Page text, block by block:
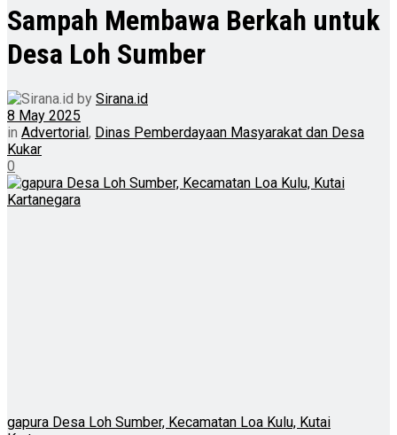
Sampah Membawa Berkah untuk
Desa Loh Sumber
by Sirana.id
8 May 2025
in Advertorial, Dinas Pemberdayaan Masyarakat dan Desa
Kukar
0
gapura Desa Loh Sumber, Kecamatan Loa Kulu, Kutai